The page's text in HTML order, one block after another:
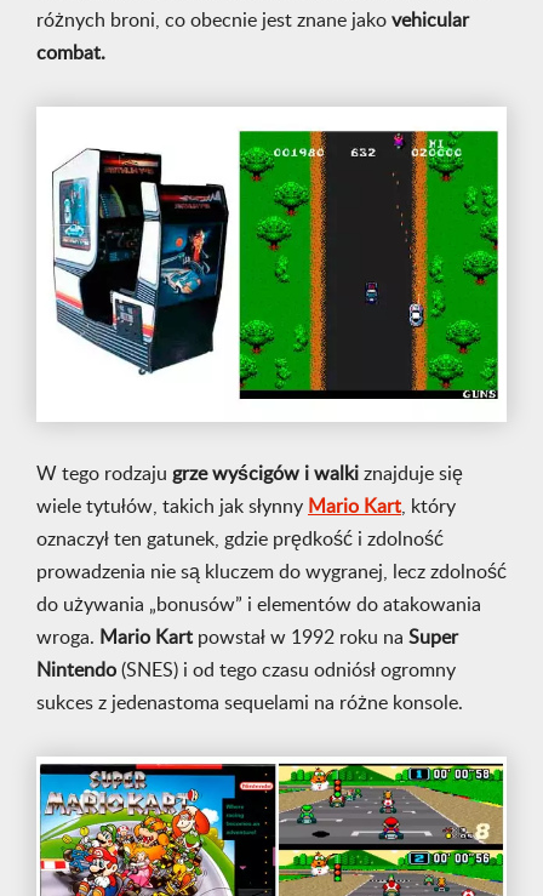
różnych broni, co obecnie jest znane jako vehicular
combat.
W tego rodzaju grze wyścigów i walki znajduje się
wiele tytułów, takich jak słynny Mario Kart , który
oznaczył ten gatunek, gdzie prędkość i zdolność
prowadzenia nie są kluczem do wygranej, lecz zdolność
do używania „bonusów” i elementów do atakowania
wroga. Mario Kart powstał w 1992 roku na Super
Nintendo (SNES) i od tego czasu odniósł ogromny
sukces z jedenastoma sequelami na różne konsole.